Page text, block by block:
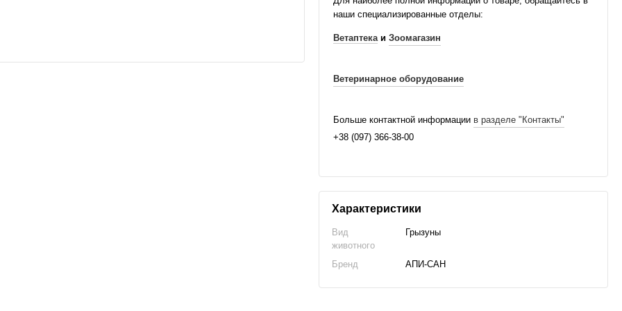
наши специализированные отделы:
Ветаптекаи Зоомагазин
Ветеринарное оборудование
Больше контактной информации в разделе "Контакты"
+38 (097) 366-38-00
Характеристики
Вид
животного
Грызуны
Бренд АПИ-САН